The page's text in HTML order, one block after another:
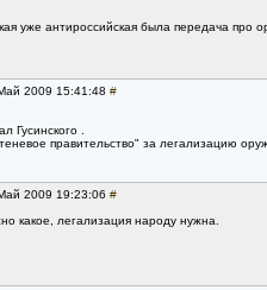
уже антироссийская была передача про
2009 15:41:48 #
Гусинского .
правительство" за легализацию
2009 19:23:06 #
какое, легализация народу нужна.